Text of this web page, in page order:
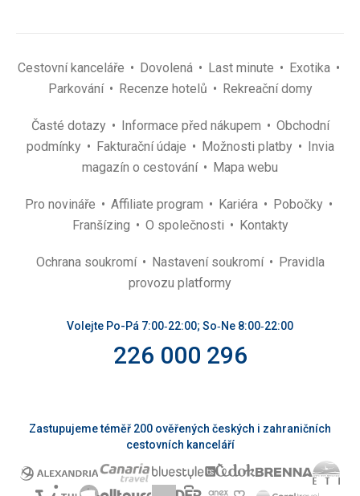
Cestovní kanceláře Dovolená Last minute
Exotika
Parkování
Recenze hotelů Rekreační domy
Časté dotazy Informace před nákupem
Obchodní
podmínky
Fakturační údaje Možnosti platby
Invia
magazín o cestování
Mapa webu
Pro novináře Affiliate program Kariéra
Pobočky
Franšízing
O společnosti Kontakty
Ochrana soukromí Nastavení soukromí
Pravidla
provozu platformy
Volejte Po-Pá 7:00‑22:00; So‑Ne 8:00‑22:00
226 000 296
Zastupujeme téměř 200 ověřených českých i zahraničních
cestovních kanceláří